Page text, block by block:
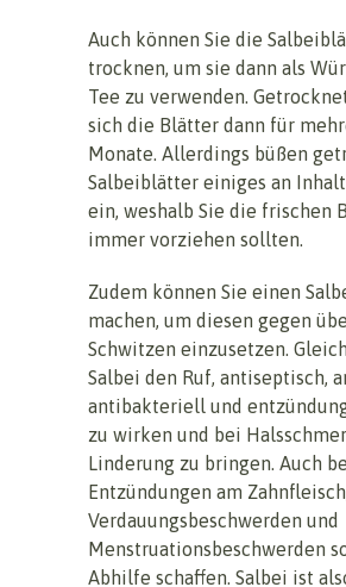
Auch können Sie die
trocknen, um sie dann als
Tee zu verwenden.
sich die Blätter dann für
Monate. Allerdings büßen
Salbeiblätter einiges an
ein, weshalb Sie die frischen
immer vorziehen sollten.
Zudem können Sie einen
machen, um diesen gegen
Schwitzen einzusetzen.
Salbei den Ruf, antiseptisch,
antibakteriell und
zu wirken und bei
Linderung zu bringen. Auch
Entzündungen am
Verdauungsbeschwerden und
Menstruationsbeschwerden
Abhilfe schaffen. Salbei ist